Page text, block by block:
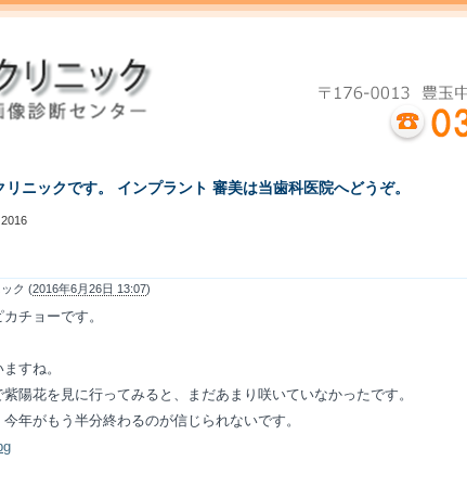
ニックです。 インプラント 審美は当歯科医院へどうぞ。
ク (2016年6月26日 13:07)
チョーです。
すね。
陽花を見に行ってみると、まだあまり咲いていなかったです。
年がもう半分終わるのが信じられないです。